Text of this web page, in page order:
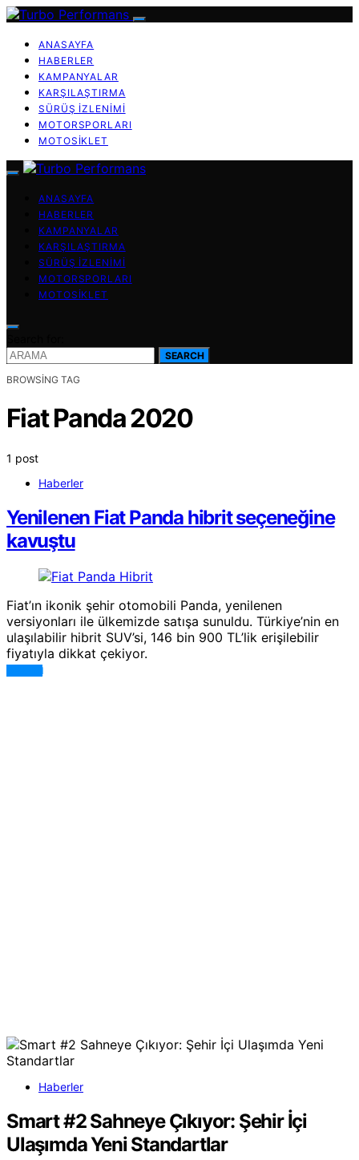
ANASAYFA
HABERLER
KAMPANYALAR
KARŞILAŞTIRMA
SÜRÜŞ İZLENIMI
MOTORSPORLARI
MOTOSIKLET
ANASAYFA
HABERLER
KAMPANYALAR
KARŞILAŞTIRMA
SÜRÜŞ İZLENIMI
MOTORSPORLARI
MOTOSIKLET
SEARCH
BROWSING TAG
Fiat Panda 2020
1 post
Haberler
Yenilenen Fiat Panda hibrit seçeneğine
kavuştu
Fiat’ın ikonik şehir otomobili Panda, yenilenen
versiyonları ile ülkemizde satışa sunuldu. Türkiye’nin en
ulaşılabilir hibrit SUV’si, 146 bin 900 TL’lik erişilebilir
fiyatıyla dikkat çekiyor.
DEVAMI
Haberler
Smart #2 Sahneye Çıkıyor: Şehir İçi
Ulaşımda Yeni Standartlar